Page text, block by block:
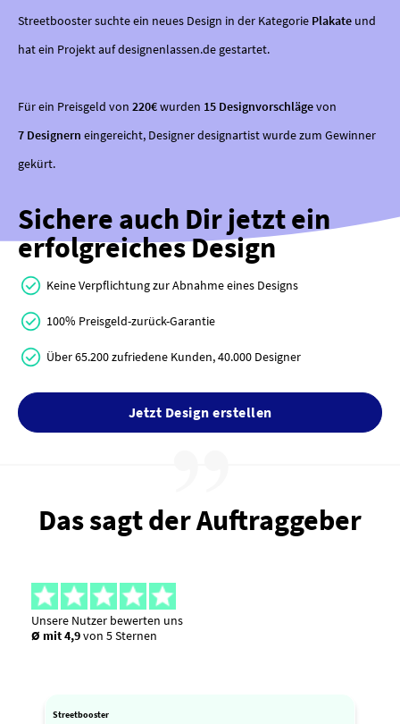
Streetbooster suchte ein neues Design in der Kategorie Plakate und
hat ein Projekt auf designenlassen.de gestartet.
Für ein Preisgeld von 220€wurden 15 Designvorschlägevon
7 Designern eingereicht, Designer designartist wurde zum Gewinner
gekürt.
Sichere auch Dir jetzt ein
erfolgreiches Design
Keine Verpflichtung zur Abnahme eines Designs
100% Preisgeld-zurück-Garantie
Über 65.200 zufriedene Kunden, 40.000 Designer
Jetzt Design erstellen
Das sagt der Auftraggeber
Unsere Nutzer bewerten uns
Ø mit 4,9von 5 Sternen
Streetbooster